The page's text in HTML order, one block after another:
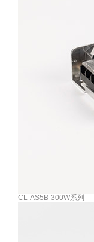
CL-AS5B-300W系列